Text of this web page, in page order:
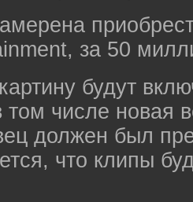
за 50
будут
числе новая
должен был
что клипы